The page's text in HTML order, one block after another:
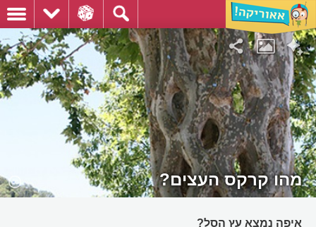
מהו קרקס העצים?
איפה נמצא עץ הסל?